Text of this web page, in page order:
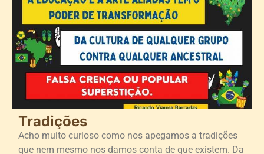
Tradições
Acho muito curioso como nos apegamos a tradições
que nem mesmo nos damos conta de que existem. Da